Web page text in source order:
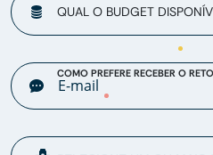
QUAL O BUDGET
COMO PREFERE RECEBER O